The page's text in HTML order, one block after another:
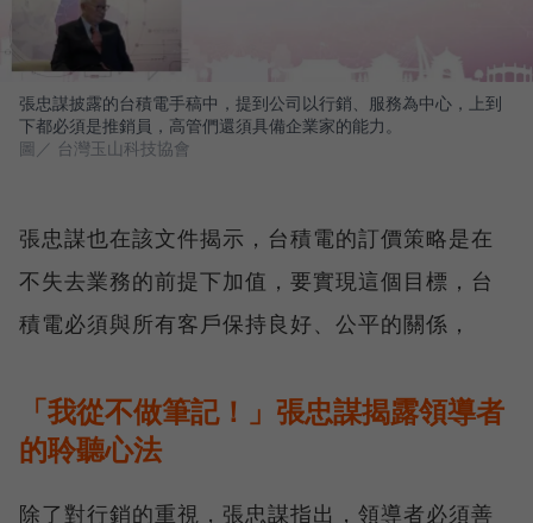
張忠謀披露的台積電手稿中，提到公司以行銷、服務為中心，上到
下都必須是推銷員，高管們還須具備企業家的能力。
圖／ 台灣玉山科技協會
張忠謀也在該文件揭示，台積電的訂價策略是在
不失去業務的前提下加值，要實現這個目標，台
積電必須與所有客戶保持良好、公平的關係，
「我從不做筆記！」張忠謀揭露領導者
的聆聽心法
除了對行銷的重視，張忠謀指出，領導者必須善